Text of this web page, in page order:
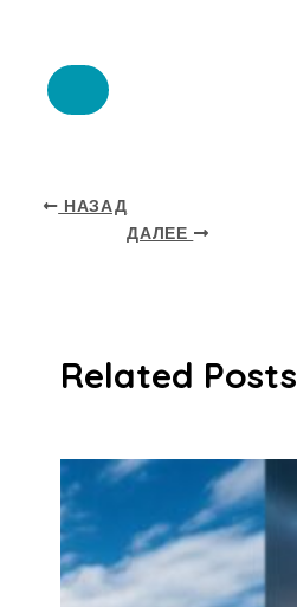
НАЗАД
ДАЛЕЕ
Related Posts